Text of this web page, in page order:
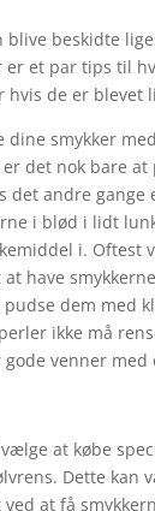
blive beskidte
er et par tips til
hvis de er blevet
dine smykker
er det nok bare at
det andre gange
i blød i lidt
i. Oftest
have
pudse dem med
ikke må
gode venner med
vælge at købe
Dette kan
at få